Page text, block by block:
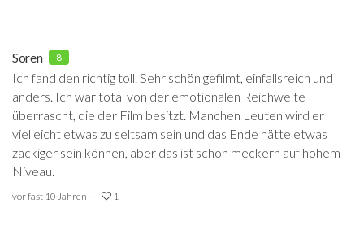
Soren 8
Ich fand den richtig toll. Sehr schön gefilmt, einfallsreich und
anders. Ich war total von der emotionalen Reichweite
überrascht, die der Film besitzt. Manchen Leuten wird er
vielleicht etwas zu seltsam sein und das Ende hätte etwas
zackiger sein können, aber das ist schon meckern auf hohem
Niveau.
vor fast 10 Jahren 1